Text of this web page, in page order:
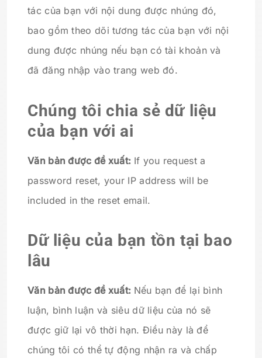
tác của bạn với nội dung được nhúng đó,
bao gồm theo dõi tương tác của bạn với nội
dung được nhúng nếu bạn có tài khoản và
đã đăng nhập vào trang web đó.
Chúng tôi chia sẻ dữ liệu
của bạn với ai
Văn bản được đề xuất: If you request a
password reset, your IP address will be
included in the reset email.
Dữ liệu của bạn tồn tại bao
lâu
Văn bản được đề xuất: Nếu bạn để lại bình
luận, bình luận và siêu dữ liệu của nó sẽ
được giữ lại vô thời hạn. Điều này là để
chúng tôi có thể tự động nhận ra và chấp